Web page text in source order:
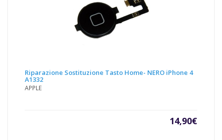
Riparazione Sostituzione Tasto Home- NERO iPhone 4
A1332
APPLE
14,90€